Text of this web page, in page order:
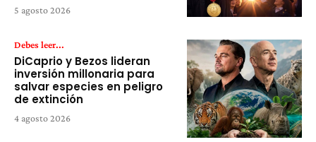
5 agosto 2026
Debes leer...
DiCaprio y Bezos lideran
inversión millonaria para
salvar especies en peligro
de extinción
4 agosto 2026